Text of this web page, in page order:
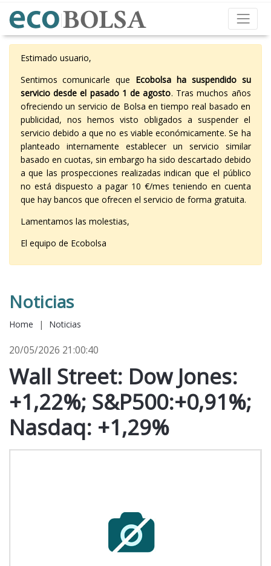
Estimado usuario,
Sentimos comunicarle que Ecobolsa ha suspendido su
servicio desde el pasado 1 de agosto. Tras muchos años
ofreciendo un servicio de Bolsa en tiempo real basado en
publicidad, nos hemos visto obligados a suspender el
servicio debido a que no es viable económicamente. Se ha
planteado internamente establecer un servicio similar
basado en cuotas, sin embargo ha sido descartado debido
a que las prospecciones realizadas indican que el público
no está dispuesto a pagar 10 €/mes teniendo en cuenta
que hay bancos que ofrecen el servicio de forma gratuita.
Lamentamos las molestias,
El equipo de Ecobolsa
Noticias
Home | Noticias
20/05/2026 21:00:40
Wall Street: Dow Jones:
+1,22%; S&P500:+0,91%;
Nasdaq: +1,29%